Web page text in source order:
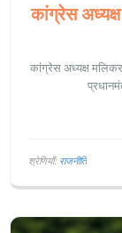
कांग्रेस
कांग्रेस अध्यक्ष
श्रेणियाँ: राजनीति